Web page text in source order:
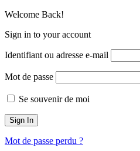
Welcome Back!
Sign in to your account
Identifiant ou adresse e-mail
Mot de passe
Se souvenir de moi
Mot de passe perdu ?